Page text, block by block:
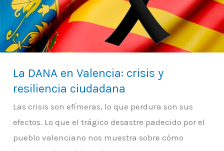
La DANA en Valencia: crisis y
resiliencia ciudadana
Las crisis son efímeras, lo que perdura son sus
efectos. Lo que el trágico desastre padecido por el
pueblo valenciano nos muestra sobre cómo
crisis
y
resiliencia